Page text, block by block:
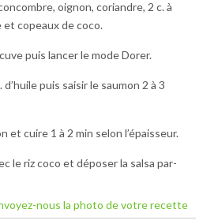
oignon, coriandre, 2 c. à
et copeaux de coco.
puis lancer le mode Dorer.
puis saisir le saumon 2 à 3
et cuire 1 à 2 min selon l’épaisseur.
le riz coco et déposer la salsa par-
nous la photo de votre recette